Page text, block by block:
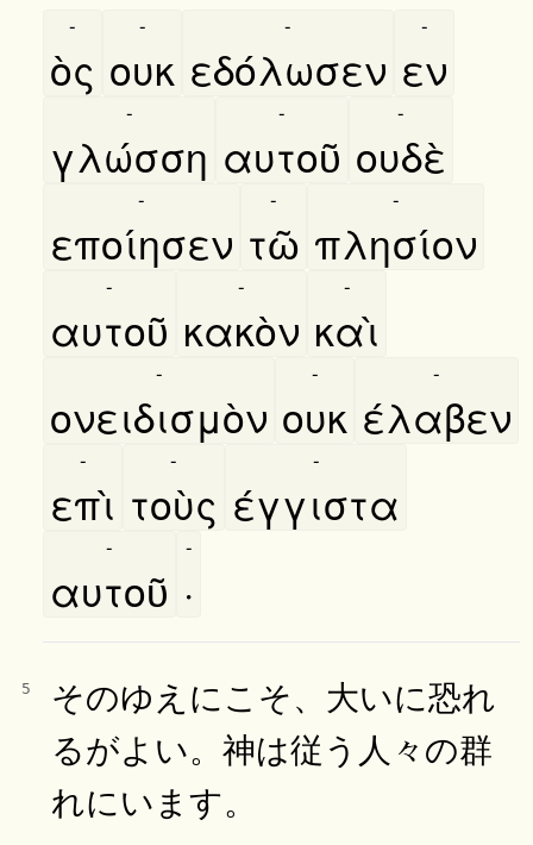
ὸς
-
ουκ
-
εδόλωσεν
-
εν
-
γλώσση
-
αυτοῦ
-
ουδὲ
-
εποίησεν
-
τῶ
-
πλησίον
-
αυτοῦ
-
κακὸν
-
καὶ
-
ονειδισμὸν
-
ουκ
-
έλαβεν
-
επὶ
-
τοὺς
-
έγγιστα
-
αυτοῦ
-
·
-
5
そのゆえにこそ、大いに恐れ
るがよい。神は従う人々の群
れにいます。